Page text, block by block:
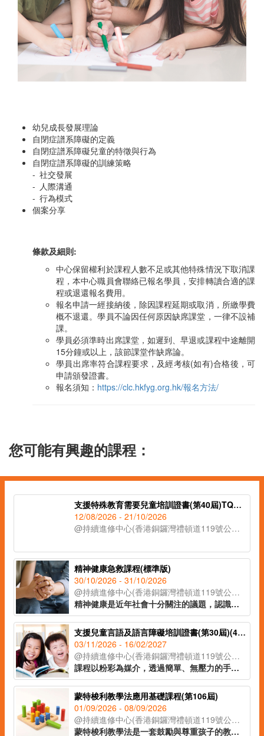
幼兒成長發展理論
自閉症譜系障礙的定義
自閉症譜系障礙兒童的特徵與行為
自閉症譜系障礙的訓練策略
- 社交發展
- 人際溝通
- 行為模式
個案分享
條款及細則:
中心保留權利於課程人數不足或其他特殊情況下取消課
程，本中心職員會聯絡已報名學員，安排轉讀合適的課
程或退還報名費用。
報名申請一經接納後，除因課程延期或取消，所繳學費
概不退還。學員不論因任何原因缺席課堂，一律不設補
課。
學員必須準時出席課堂，如遲到、早退或課程中途離開
15分鐘或以上，該節課堂作缺席論。
學員出席率符合課程要求，及經考核(如有)合格後，可
申請頒發證書。
報名須知： https://clc.hkfyg.org.hk/報名方法/
您可能有興趣的課程：
支援特殊教育需要兒童培訓證書(第40屆)TQUK證書申請
12/08/2026 - 21/10/2026
@持續進修中心(香港銅鑼灣禮頓道119號公理堂大樓21-23樓)
精神健康急救課程(標準版)
30/10/2026 - 31/10/2026
@持續進修中心(香港銅鑼灣禮頓道119號公理堂大樓21-23樓)
精神健康是近年社會十分關注的議題，認識精神健康急救知識，能夠助人自助，有效提升大眾的精神健康狀態。課程旨在教導學員如何辨識身邊人的精神健康問題、如何展開介入工作(ALGEE)，以及如何協助當事人運用社區資源，為受情緒或精神困擾的人士提供支援。
支援兒童言語及語言障礙培訓證書(第30屆)(41C154702)
03/11/2026 - 16/02/2027
@持續進修中心(香港銅鑼灣禮頓道119號公理堂大樓21-23樓)
課程以粉彩為媒介，透過簡單、無壓力的手指繪畫技巧，即使是零繪畫經驗的學員亦能輕鬆掌握。課程內容涵蓋和諧粉彩的起源、基礎技法、創作技巧與色彩心理學入門，並引導學員完成八幅具有主題意涵的創作作品。透過溫柔的粉彩色調與富啟發性的圖像構圖，讓學員在創作中感受內在平靜與情緒釋放，並學習如何運用藝術作為自我表達與情緒調節的工具，達致身心靈的平衡與和諧。
蒙特梭利教學法應用基礎課程(第106屆)
01/09/2026 - 08/09/2026
@持續進修中心(香港銅鑼灣禮頓道119號公理堂大樓21-23樓)
蒙特梭利教學法是一套鼓勵與尊重孩子的教學方法。透過現實環境和教學工具，讓孩子親身體驗，主動探索，發展個人潛能。課程教授家長及幼兒教育工作者認識兒童敏感期的特徵，按不同階段的學習特徵安排教學活動，讓學習獲得最大的成效。